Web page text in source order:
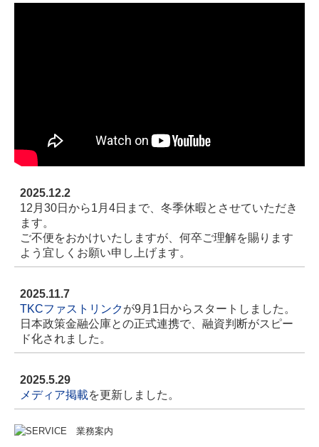
交通案内
事務所通信
お役立ち情報
メディア掲載
採用情報
キャリアパス・研修制度
12月30日から1月4日まで、冬季休暇とさせていただき
ます。
ご不便をおかけいたしますが、何卒ご理解を賜ります
よう宜しくお願い申し上げます。
TKCファストリンク
日本政策金融公庫との正式連携で、融資判断がスピー
ド化されました。
メディア掲載